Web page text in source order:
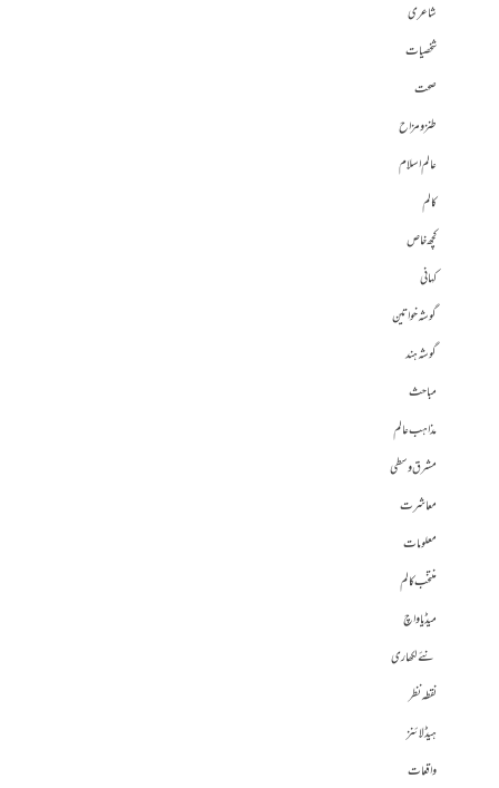
شاعری
شخصیات
صحت
طنز و مزاح
عالم اسلام
کالم
کچھ خاص
کہانی
گوشہ خواتین
گوشہ ہند
مباحث
مذاہب عالم
مشرق وسطی
معاشرت
معلومات
منتخب کالم
میڈیا واچ
نئے لکھاری
نقطہ نظر
ہیڈلائنز
واقعات